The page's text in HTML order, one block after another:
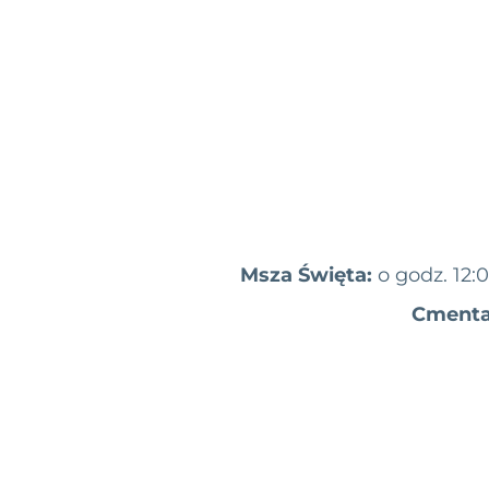
Msza Święta: o godz.